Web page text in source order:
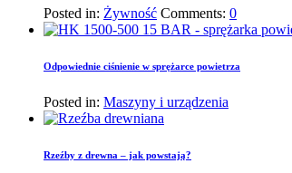
Posted in: Żywność Comments: 0
Odpowiednie ciśnienie w sprężarce powietrza
Posted in: Maszyny i urządzenia
Rzeźby z drewna – jak powstają?